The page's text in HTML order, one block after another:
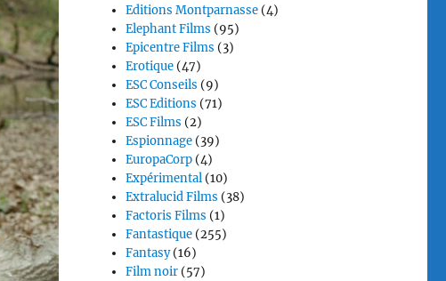
Editions Montparnasse (4)
Elephant Films (95)
Epicentre Films (3)
Erotique (47)
ESC Conseils (9)
ESC Editions (71)
ESC Films (2)
Espionnage (39)
EuropaCorp (4)
Expérimental (10)
Extralucid Films (38)
Factoris Films (1)
Fantastique (255)
Fantasy(16)
Film noir (57)